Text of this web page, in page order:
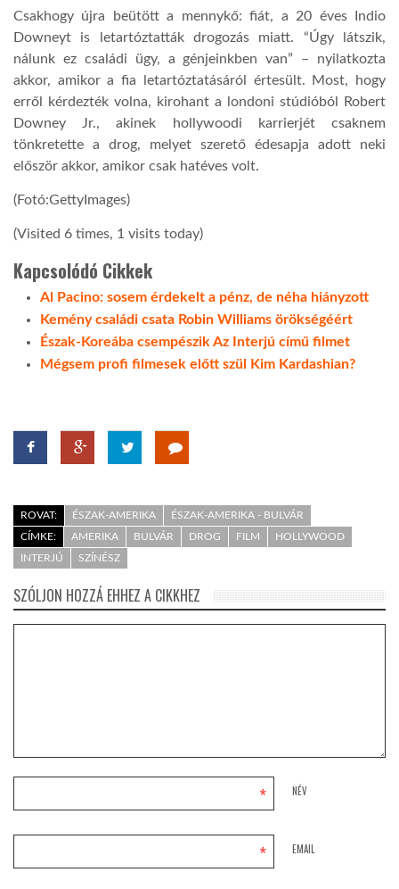
Csakhogy újra beütött a mennykő: fiát, a 20 éves Indio
Downeyt is letartóztatták drogozás miatt. “Úgy látszik,
nálunk ez családi ügy, a génjeinkben van” – nyilatkozta
akkor, amikor a fia letartóztatásáról értesült. Most, hogy
erről kérdezték volna, kirohant a londoni stúdióból Robert
Downey Jr., akinek hollywoodi karrierjét csaknem
tönkretette a drog, melyet szerető édesapja adott neki
először akkor, amikor csak hatéves volt.
(Fotó:GettyImages)
(Visited 6 times, 1 visits today)
Kapcsolódó Cikkek
Al Pacino: sosem érdekelt a pénz, de néha hiányzott
Kemény családi csata Robin Williams örökségéért
Észak-Koreába csempészik Az Interjú című filmet
Mégsem profi filmesek előtt szül Kim Kardashian?
ROVAT: ÉSZAK-AMERIKA
ÉSZAK-AMERIKA - BULVÁR
CÍMKE:
AMERIKA BULVÁR DROG FILM
HOLLYWOOD
INTERJÚ
SZÍNÉSZ
SZÓLJON HOZZÁ EHHEZ A CIKKHEZ
NÉV
*
EMAIL
*